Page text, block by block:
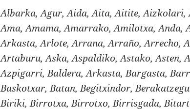
Albarka, Agur, Aida, Aita, Aitite, Aizkolari,
Ama, Amama, Amarrako, Amilotxa, Anda,
Arkasta, Arlote, Arrana, Arraño, Arrecho,
Artaburu, Aska, Aspaldiko, Astako, Asten,
Azpigarri, Baldera, Arkasta, Bargasta,
Baskotxar, Batan, Begitxindor,
Biriki, Birrotxa, Birrotxo, Birrisgada,